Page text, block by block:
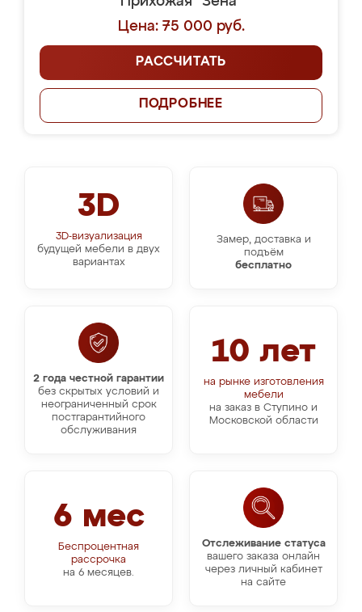
Цена: 75 000 руб.
РАССЧИТАТЬ
ПОДРОБНЕЕ
3D
3D-визуализация
будущей мебели в двух
вариантах
Замер, доставка и
подъём
бесплатно
10 лет
на рынке изготовления
мебели
на заказ в Ступино и
Московской области
2 года честной гарантии
без скрытых условий и
неограниченный срок
постгарантийного
обслуживания
Отслеживание статуса
вашего заказа онлайн
через личный кабинет
на сайте
6 мес
Беспроцентная
рассрочка
на 6 месяцев.